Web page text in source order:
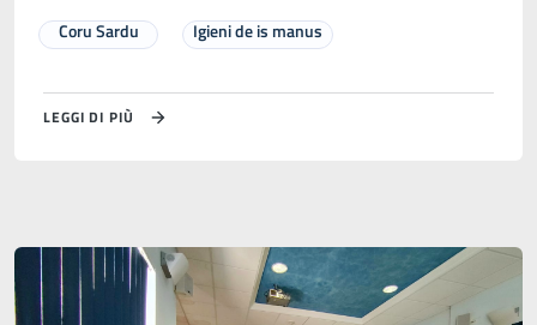
Coru Sardu Igieni de is manus
LEGGI DI PIÙ